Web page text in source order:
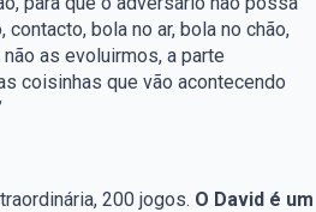
bola no ar, bola no chão,
as evoluirmos, a parte
coisinhas que vão acontecendo
200 jogos. O David é um